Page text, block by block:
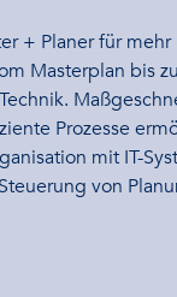
+ Planer für mehr
Masterplan bis
Prozesse
mit IT-
von